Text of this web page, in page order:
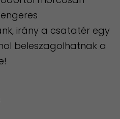
irány a csatatér egy
beleszagolhatnak a